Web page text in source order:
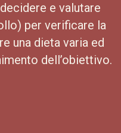
e valutare
per verificare la
una dieta varia ed
dell’obiettivo.